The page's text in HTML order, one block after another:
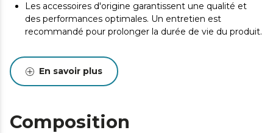
Les accessoires d'origine garantissent une qualité et
des performances optimales. Un entretien est
recommandé pour prolonger la durée de vie du produit.
En savoir plus
Composition